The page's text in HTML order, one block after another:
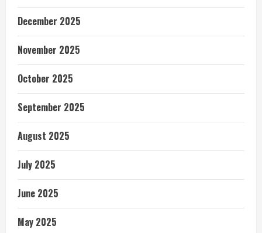
December 2025
November 2025
October 2025
September 2025
August 2025
July 2025
June 2025
May 2025